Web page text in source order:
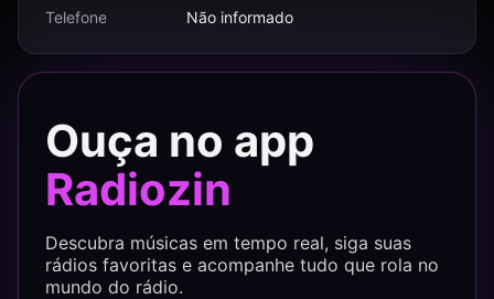
Telefone
Não informado
Ouça no app
Radiozin
Descubra músicas em tempo real, siga suas
rádios favoritas e acompanhe tudo que rola no
mundo do rádio.